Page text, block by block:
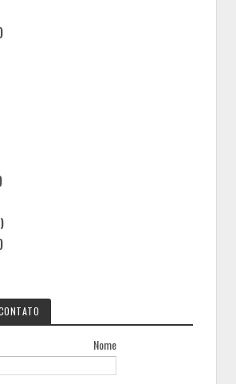
Nome